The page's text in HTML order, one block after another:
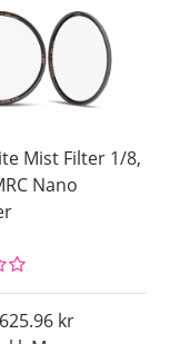
Mist Filter 1/8,
Nano
625.96